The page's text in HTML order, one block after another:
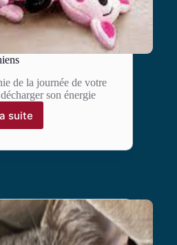
de la journée de votre
son énergie
suite